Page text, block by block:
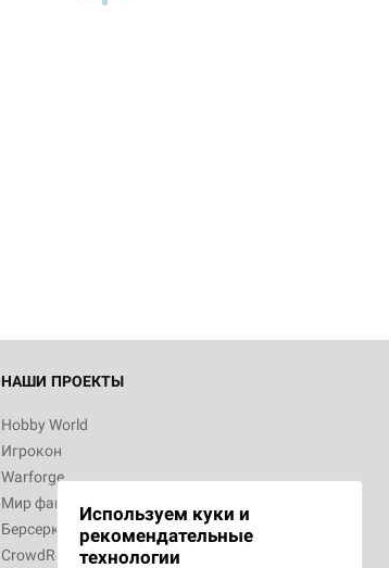
НАШИ ПРОЕКТЫ
Hobby World
Игрокон
Warforge
Мир фантастики
Берсерк
CrowdRepublic
Используем куки и
рекомендательные
технологии